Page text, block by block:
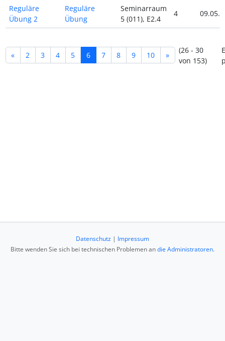
Reguläre
Übung 2
Reguläre
Übung
Seminarraum
5 (011), E2.4
4
« 2 3 4 5 6 7 8 9 10 »
(26 - 30
von 153)
Datenschutz | Impressum
Bitte wenden Sie sich bei technischen Problemen andie Administratoren.